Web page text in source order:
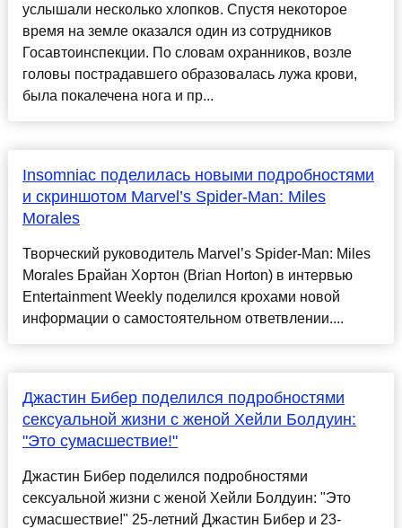
услышали несколько хлопков. Спустя некоторое
время на земле оказался один из сотрудников
Госавтоинспекции. По словам охранников, возле
головы пострадавшего образовалась лужа крови,
была покалечена нога и пр...
Insomniac поделилась новыми подробностями
и скриншотом Marvel’s Spider-Man: Miles
Morales
Творческий руководитель Marvel’s Spider-Man: Miles
Morales Брайан Хортон (Brian Horton) в интервью
Entertainment Weekly поделился крохами новой
информации о самостоятельном ответвлении....
Джастин Бибер поделился подробностями
сексуальной жизни с женой Хейли Болдуин:
"Это сумасшествие!"
Джастин Бибер поделился подробностями
сексуальной жизни с женой Хейли Болдуин: "Это
сумасшествие!" 25-летний Джастин Бибер и 23-